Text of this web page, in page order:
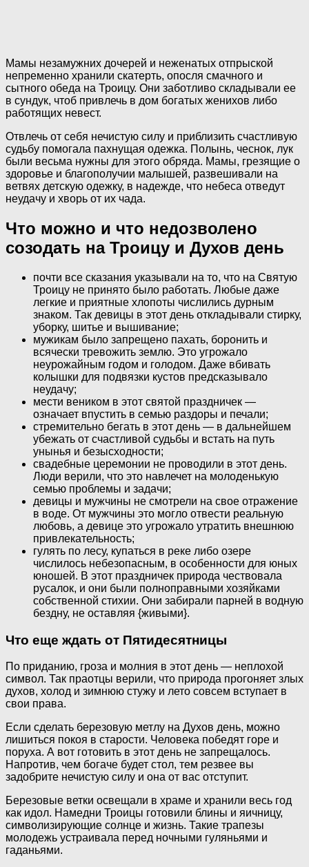
Мамы незамужних дочерей и неженатых отпрыской
непременно хранили скатерть, опосля смачного и
сытного обеда на Троицу. Они заботливо складывали ее
в сундук, чтоб привлечь в дом богатых женихов либо
работящих невест.
Отвлечь от себя нечистую силу и приблизить счастливую
судьбу помогала пахнущая одежка. Полынь, чеснок, лук
были весьма нужны для этого обряда. Мамы, грезящие о
здоровье и благополучии малышей, развешивали на
ветвях детскую одежку, в надежде, что небеса отведут
неудачу и хворь от их чада.
Что можно и что недозволено
созодать на Троицу и Духов день
почти все сказания указывали на то, что на Святую
Троицу не принято было работать. Любые даже
легкие и приятные хлопоты числились дурным
знаком. Так девицы в этот день откладывали стирку,
уборку, шитье и вышивание;
мужикам было запрещено пахать, боронить и
всячески тревожить землю. Это угрожало
неурожайным годом и голодом. Даже вбивать
колышки для подвязки кустов предсказывало
неудачу;
мести веником в этот святой праздничек —
означает впустить в семью раздоры и печали;
стремительно бегать в этот день — в дальнейшем
убежать от счастливой судьбы и встать на путь
унынья и безысходности;
свадебные церемонии не проводили в этот день.
Люди верили, что это навлечет на молоденькую
семью проблемы и задачи;
девицы и мужчины не смотрели на свое отражение
в воде. От мужчины это могло отвести реальную
любовь, а девице это угрожало утратить внешнюю
привлекательность;
гулять по лесу, купаться в реке либо озере
числилось небезопасным, в особенности для юных
юношей. В этот праздничек природа чествовала
русалок, и они были полноправными хозяйками
собственной стихии. Они забирали парней в водную
бездну, не оставляя {живыми}.
Что еще ждать от Пятидесятницы
По приданию, гроза и молния в этот день — неплохой
символ. Так праотцы верили, что природа прогоняет злых
духов, холод и зимнюю стужу и лето совсем вступает в
свои права.
Если сделать березовую метлу на Духов день, можно
лишиться покоя в старости. Человека победят горе и
поруха. А вот готовить в этот день не запрещалось.
Напротив, чем богаче будет стол, тем резвее вы
задобрите нечистую силу и она от вас отступит.
Березовые ветки освещали в храме и хранили весь год
как идол. Намедни Троицы готовили блины и яичницу,
символизирующие солнце и жизнь. Такие трапезы
молодежь устраивала перед ночными гуляньями и
гаданьями.